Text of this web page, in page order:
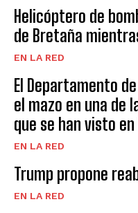
Helicóptero de
de Bretaña
EN LA RED
El Departamento
el mazo en una de
que se han visto
EN LA RED
Trump propone
EN LA RED